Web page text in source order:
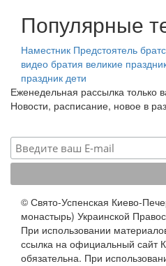
Популярные
Наместник Предстоятель
видео братия великие
праздник дети
Еженедельная рассылка только
Новости, расписание, новое в
© Свято-Успенская Киево-
монастырь) Украинской
При использовании
ссылка на официальный сайт
обязательна. При